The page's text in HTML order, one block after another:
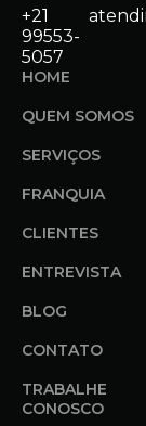
+21
99553-
5057
HOME
QUEM SOMOS
SERVIÇOS
FRANQUIA
CLIENTES
ENTREVISTA
BLOG
CONTATO
TRABALHE
CONOSCO